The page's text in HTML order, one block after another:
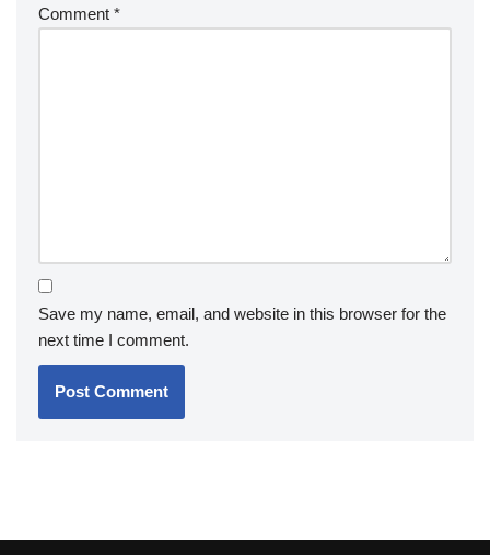
Comment *
Save my name, email, and website in this browser for the
next time I comment.